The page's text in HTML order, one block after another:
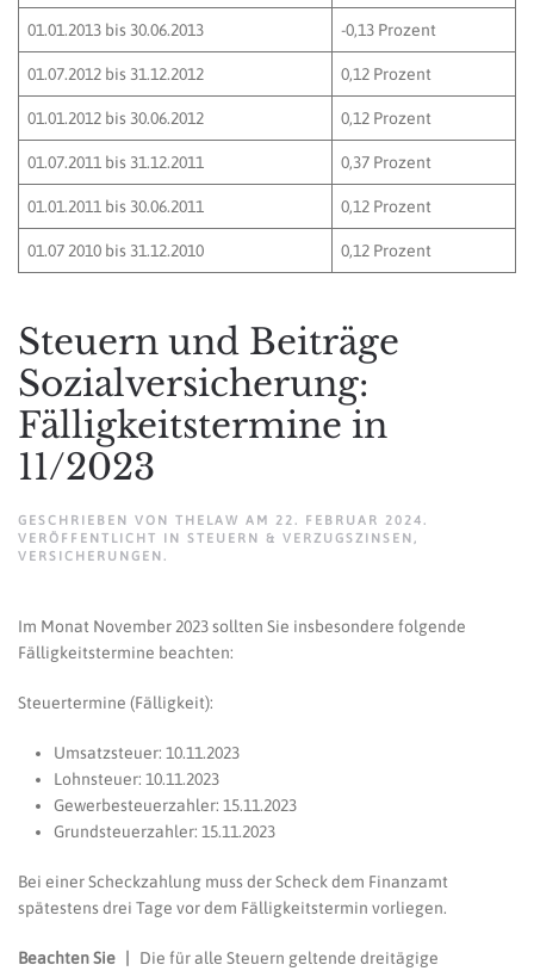
01.01.2013 bis 30.06.2013 -0,13 Prozent
01.07.2012 bis 31.12.2012 0,12 Prozent
01.01.2012 bis 30.06.2012 0,12 Prozent
01.07.2011 bis 31.12.2011 0,37 Prozent
01.01.2011 bis 30.06.2011 0,12 Prozent
01.07 2010 bis 31.12.2010 0,12 Prozent
Steuern und Beiträge
Sozialversicherung:
Fälligkeitstermine in
11/2023
GESCHRIEBEN VON THELAW AM 22. FEBRUAR 2024 .
VERÖFFENTLICHT IN STEUERN & VERZUGSZINSEN ,
VERSICHERUNGEN .
Im Monat November 2023 sollten Sie insbesondere folgende
Fälligkeitstermine beachten:
Steuertermine (Fälligkeit):
Umsatzsteuer: 10.11.2023
Lohnsteuer: 10.11.2023
Gewerbesteuerzahler: 15.11.2023
Grundsteuerzahler: 15.11.2023
Bei einer Scheckzahlung muss der Scheck dem Finanzamt
spätestens drei Tage vor dem Fälligkeitstermin vorliegen.
Beachten Sie | Die für alle Steuern geltende dreitägige